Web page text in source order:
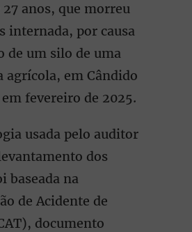
27 anos, que morreu
internada, por causa
de um silo de uma
agrícola, em Cândido
fevereiro de 2025.
usada pelo auditor
dos
baseada na
de Acidente de
documento